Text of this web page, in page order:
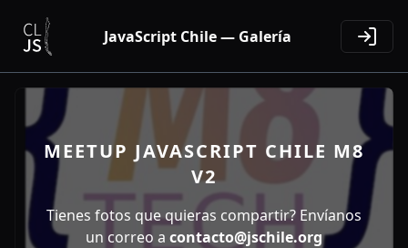
JavaScript Chile — Galería
MEETUP JAVASCRIPT CHILE M8
V2
Tienes fotos que quieras compartir? Envíanos
un correo a contacto@jschile.org